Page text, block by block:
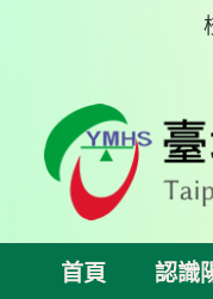
首頁 認識